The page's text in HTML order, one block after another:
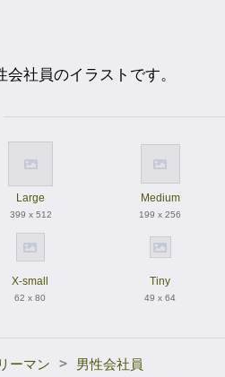
社員のイラストです。
Large
399 x 512
Medium
199 x 256
X-small
62 x 80
Tiny
49 x 64
ーマン >
男性会社員